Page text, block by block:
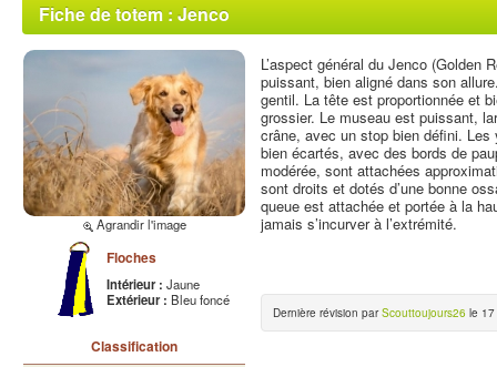
Fiche de totem : Jenco
Agrandir l'image
Floches
Intérieur : Jaune
Extérieur : Bleu foncé
Classification
L’aspect général du Jenco (Golden
puissant, bien aligné dans son
gentil. La tête est proportionnée et
grossier. Le museau est puissant,
crâne, avec un stop bien défini.
bien écartés, avec des bords de
modérée, sont attachées
sont droits et dotés d’une bonne
queue est attachée et portée à la
jamais s’incurver à l’extrémité.
Dernière révision parScouttoujours26 le